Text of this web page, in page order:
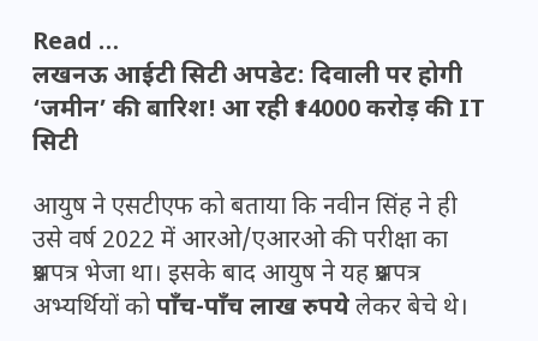
Read …
लखनऊ आईटी सिटी अपडेट: दिवाली पर होगी
‘जमीन’ की बारिश! आ रही ₹14000 करोड़ की IT
सिटी
आयुष ने एसटीएफ को बताया कि नवीन सिंह ने ही
उसे वर्ष 2022 में आरओ/एआरओ की परीक्षा का
प्रश्नपत्र भेजा था। इसके बाद आयुष ने यह प्रश्नपत्र
अभ्यर्थियों कोपाँच-पाँच लाख रुपयेलेकर बेचे थे।